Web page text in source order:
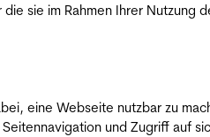
sie im Rahmen Ihrer Nutzung
eine Webseite nutzbar zu
und Zugriff auf